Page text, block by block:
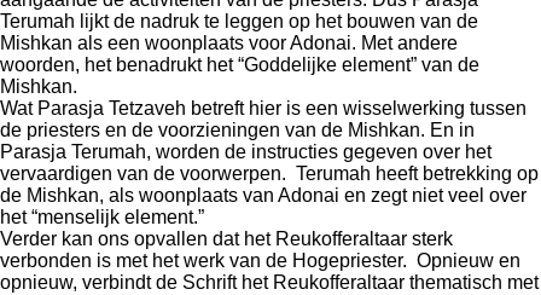
Terumah lijkt de nadruk te leggen op het bouwen van de
Mishkan als een woonplaats voor Adonai. Met andere
woorden, het benadrukt het “Goddelijke element” van de
Mishkan.
Wat Parasja Tetzaveh betreft hier is een wisselwerking tussen
de priesters en de voorzieningen van de Mishkan. En in
Parasja Terumah, worden de instructies gegeven over het
vervaardigen van de voorwerpen. Terumah heeft betrekking op
de Mishkan, als woonplaats van Adonai en zegt niet veel over
het “menselijk element.”
Verder kan ons opvallen dat het Reukofferaltaar sterk
verbonden is met het werk van de Hogepriester. Opnieuw en
opnieuw, verbindt de Schrift het Reukofferaltaar thematisch met